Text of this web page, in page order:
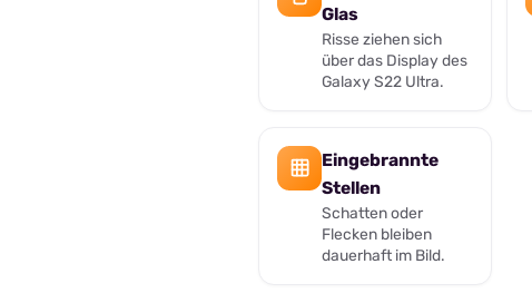
Glas
Risse ziehen sich
über das Display des
Galaxy S22 Ultra.
Eingebrannte
Stellen
Schatten oder
Flecken bleiben
dauerhaft im Bild.